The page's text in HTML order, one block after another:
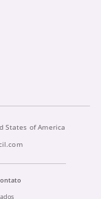
States of America